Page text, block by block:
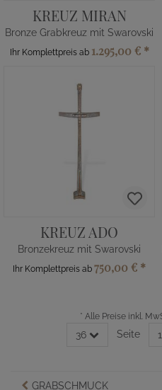
KREUZ MIRAN
Bronze Grabkreuz mit Swarovski
Ihr Komplettpreis ab 1.295,00 € *
KREUZ ADO
Bronzekreuz mit Swarovski
Ihr Komplettpreis ab 750,00 € *
* Alle Preise inkl.
36 Seite 1
GRABSCHMUCK